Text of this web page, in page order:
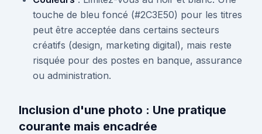
touche de bleu foncé (#2C3E50) pour les titres
peut être acceptée dans certains secteurs
créatifs (design, marketing digital), mais reste
risquée pour des postes en banque, assurance
ou administration.
Inclusion d'une photo : Une pratique
courante mais encadrée